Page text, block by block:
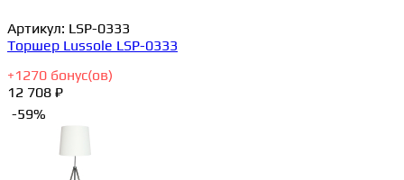
Артикул: LSP-0333
Торшер Lussole LSP-0333
+1270 бонус(ов)
12 708 ₽
-59%